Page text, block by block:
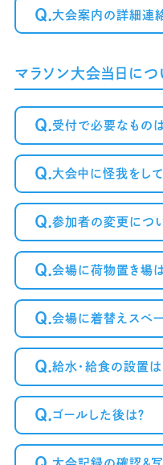
Q.大会案内の詳細連
マラソン大会当日につ
Q.受付で必要なもの
Q.大会中に怪我をし
Q.参加者の変更につ
Q.会場に荷物置き場
Q.会場に着替えスペ
Q.給水・給食の設置は
Q.ゴールした後は？